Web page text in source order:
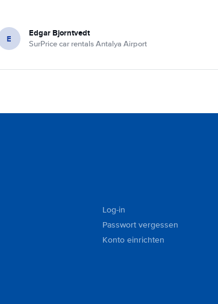
E Edgar Bjorntvedt
SurPrice car rentals Antalya Airport
Log-in
Passwort vergessen
Konto einrichten